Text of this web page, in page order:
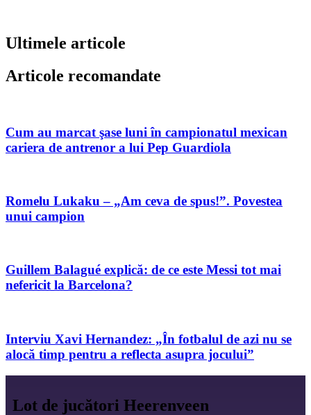
Ultimele articole
Articole recomandate
Cum au marcat şase luni în campionatul mexican
cariera de antrenor a lui Pep Guardiola
Romelu Lukaku – „Am ceva de spus!”. Povestea
unui campion
Guillem Balagué explică: de ce este Messi tot mai
nefericit la Barcelona?
Interviu Xavi Hernandez: „În fotbalul de azi nu se
alocă timp pentru a reflecta asupra jocului”
Lot de jucători Heerenveen